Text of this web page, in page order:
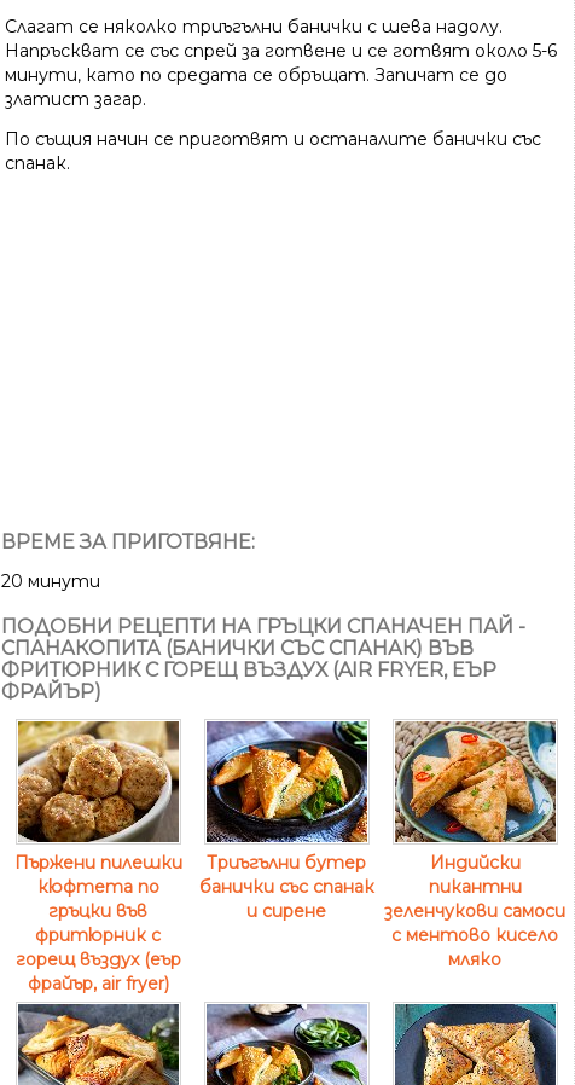
Слагат се няколко триъгълни банички с шева надолу.
Напръскват се със спрей за готвене и се готвят около 5-6
минути, като по средата се обръщат. Запичат се до
златист загар.
По същия начин се приготвят и останалите банички със
спанак.
ВРЕМЕ ЗА ПРИГОТВЯНЕ:
20 минути
ПОДОБНИ РЕЦЕПТИ НА ГРЪЦКИ СПАНАЧЕН ПАЙ -
СПАНАКОПИТА (БАНИЧКИ СЪС СПАНАК) ВЪВ
ФРИТЮРНИК С ГОРЕЩ ВЪЗДУХ (AIR FRYER, ЕЪР
ФРАЙЪР)
Пържени пилешки
кюфтета по
гръцки във
фритюрник с
горещ въздух (еър
фрайър, air fryer)
Триъгълни бутер
банички със спанак
и сирене
Индийски
пикантни
зеленчукови самоси
с ментово кисело
мляко